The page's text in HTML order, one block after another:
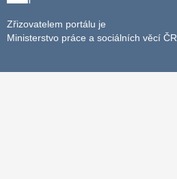
Zřizovatelem portálu je
Ministerstvo práce a sociálních věcí ČR